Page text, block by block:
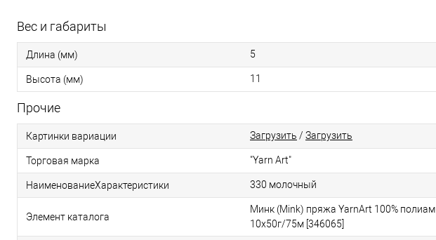
Вес и габариты
Длина (мм) 5
Высота (мм) 11
Прочие
Картинки вариации Загрузить / Загрузить
Торговая марка "Yarn Art"
НаименованиеХарактеристики 330 молочный
Элемент каталога
Минк (Mink) пряжа YarnArt 100%
10х50г/75м [346065]